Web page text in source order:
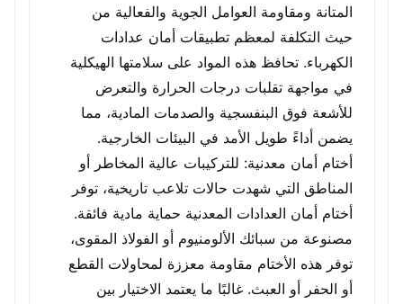
المتانة ومقاومة العوامل الجوية والفعالية من
حيث التكلفة لمعظم تطبيقات أمان عدادات
الكهرباء. تحافظ هذه المواد على سلامتها الهيكلية
في مواجهة تقلبات درجات الحرارة والتعرض
للأشعة فوق البنفسجية والصدمات المادية، مما
يضمن أداءً طويل الأمد في البيئات الخارجية.
أختام أمان معدنية: للتركيبات عالية المخاطر أو
المناطق التي شهدت حالات تلاعب تاريخية، توفر
أختام أمان العدادات المعدنية حماية مادية فائقة.
مصنوعة من سبائك الألومنيوم أو الفولاذ المقوى،
توفر هذه الأختام مقاومة معززة لمحاولات القطع
أو الحفر أو العبث. غالبًا ما يعتمد الاختيار بين